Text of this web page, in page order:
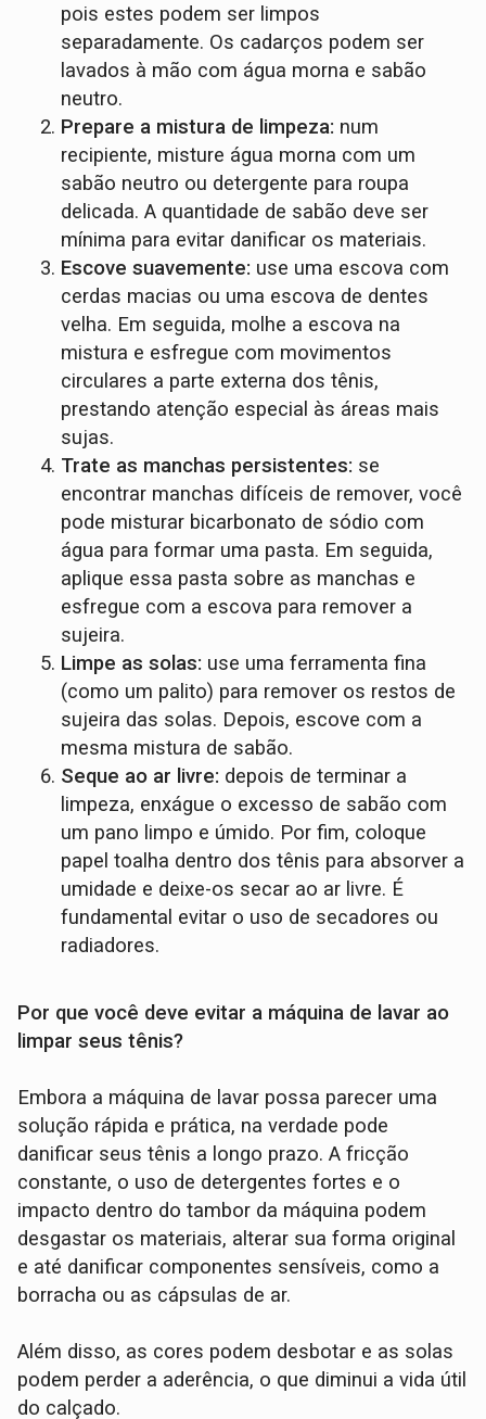
pois estes podem ser limpos
separadamente. Os cadarços podem ser
lavados à mão com água morna e sabão
neutro.
Prepare a mistura de limpeza: num
recipiente, misture água morna com um
sabão neutro ou detergente para roupa
delicada. A quantidade de sabão deve ser
mínima para evitar danificar os materiais.
Escove suavemente: use uma escova com
cerdas macias ou uma escova de dentes
velha. Em seguida, molhe a escova na
mistura e esfregue com movimentos
circulares a parte externa dos tênis,
prestando atenção especial às áreas mais
sujas.
Trate as manchas persistentes: se
encontrar manchas difíceis de remover, você
pode misturar bicarbonato de sódio com
água para formar uma pasta. Em seguida,
aplique essa pasta sobre as manchas e
esfregue com a escova para remover a
sujeira.
Limpe as solas: use uma ferramenta fina
(como um palito) para remover os restos de
sujeira das solas. Depois, escove com a
mesma mistura de sabão.
Seque ao ar livre: depois de terminar a
limpeza, enxágue o excesso de sabão com
um pano limpo e úmido. Por fim, coloque
papel toalha dentro dos tênis para absorver a
umidade e deixe-os secar ao ar livre. É
fundamental evitar o uso de secadores ou
radiadores.
Por que você deve evitar a máquina de lavar ao
limpar seus tênis?
Embora a máquina de lavar possa parecer uma
solução rápida e prática, na verdade pode
danificar seus tênis a longo prazo. A fricção
constante, o uso de detergentes fortes e o
impacto dentro do tambor da máquina podem
desgastar os materiais, alterar sua forma original
e até danificar componentes sensíveis, como a
borracha ou as cápsulas de ar.
Além disso, as cores podem desbotar e as solas
podem perder a aderência, o que diminui a vida útil
do calçado.